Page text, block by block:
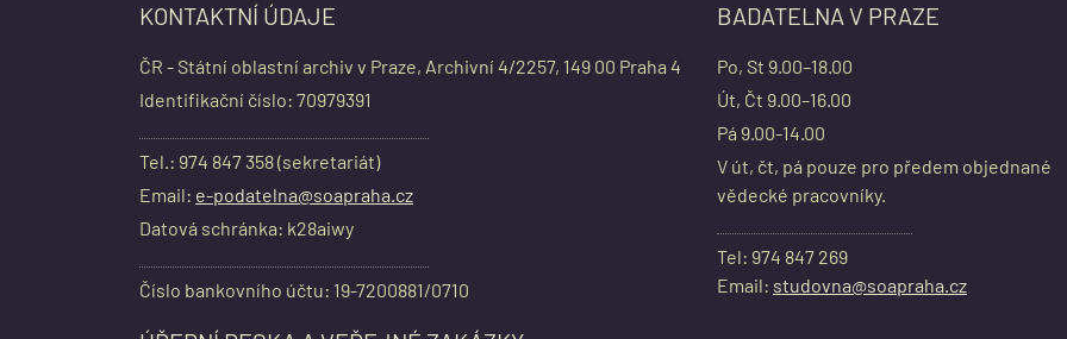
KONTAKTNÍ ÚDAJE
ČR - Státní oblastní archiv v Praze, Archivní 4/2257, 149 00 Praha 4
Identifikační číslo: 70979391
Tel.: 974 847 358 (sekretariát)
Email: e-podatelna@soapraha.cz
Datová schránka: k28aiwy
Číslo bankovního účtu: 19-7200881/0710
BADATELNA V PRAZE
Po, St 9.00–18.00
Út, Čt 9.00–16.00
Pá 9.00-14.00
V út, čt, pá pouze pro předem objednané
vědecké pracovníky.
Tel: 974 847 269
Email: studovna@soapraha.cz